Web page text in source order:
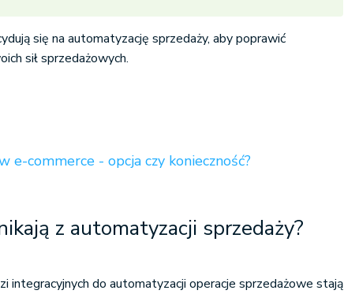
się na automatyzację sprzedaży, aby poprawić
sił sprzedażowych.
e-commerce - opcja czy konieczność?
z automatyzacji sprzedaży?
integracyjnych do automatyzacji operacje sprzedażowe stają